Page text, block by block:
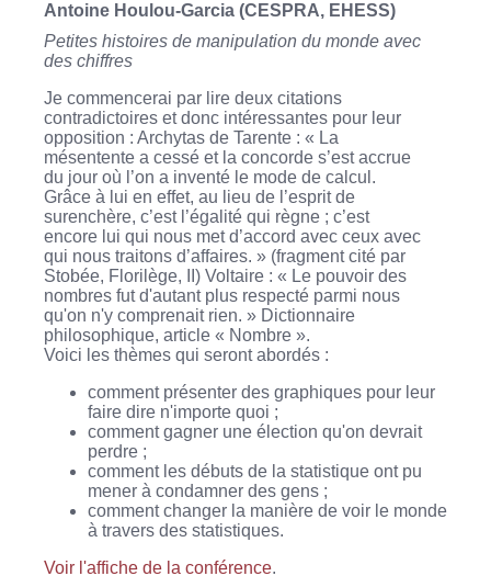
Antoine Houlou-Garcia (CESPRA, EHESS)
Petites histoires de manipulation du monde avec
des chiffres
Je commencerai par lire deux citations
contradictoires et donc intéressantes pour leur
opposition : Archytas de Tarente : « La
mésentente a cessé et la concorde s’est accrue
du jour où l’on a inventé le mode de calcul.
Grâce à lui en effet, au lieu de l’esprit de
surenchère, c’est l’égalité qui règne ; c’est
encore lui qui nous met d’accord avec ceux avec
qui nous traitons d’affaires. » (fragment cité par
Stobée, Florilège, II) Voltaire : « Le pouvoir des
nombres fut d'autant plus respecté parmi nous
qu'on n'y comprenait rien. » Dictionnaire
philosophique, article « Nombre ».
Voici les thèmes qui seront abordés :
comment présenter des graphiques pour leur
faire dire n'importe quoi ;
comment gagner une élection qu'on devrait
perdre ;
comment les débuts de la statistique ont pu
mener à condamner des gens ;
comment changer la manière de voir le monde
à travers des statistiques.
Voir l'affiche de la conférence.